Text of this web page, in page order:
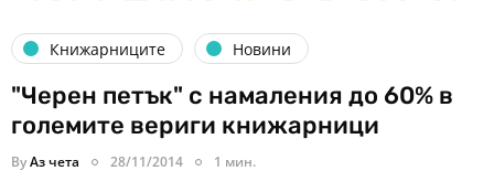
Книжарниците Новини
"Черен петък" с намаления до 60% в
големите вериги книжарници
ByАз чета 28/11/2014 1 мин.